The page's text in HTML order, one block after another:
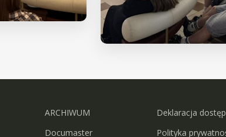
ARCHIWUM
Documaster
Deklaracja
Polityka